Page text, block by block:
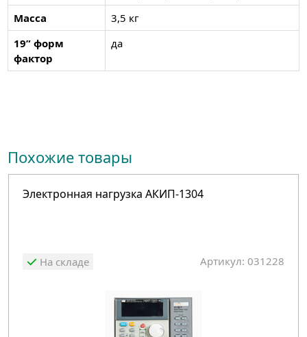
Масса
3,5 кг
19” форм
фактор
да
Похожие товары
Электронная нагрузка АКИП-1304
На складе Артикул: 031228